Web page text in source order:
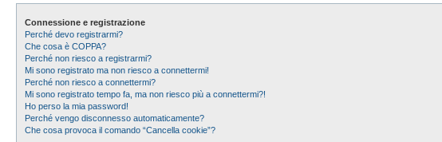
Connessione e registrazione
Perché devo registrarmi?
Che cosa è COPPA?
Perché non riesco a registrarmi?
Mi sono registrato ma non riesco a connettermi!
Perché non riesco a connettermi?
Mi sono registrato tempo fa, ma non riesco più a connettermi?!
Ho perso la mia password!
Perché vengo disconnesso automaticamente?
Che cosa provoca il comando “Cancella cookie”?